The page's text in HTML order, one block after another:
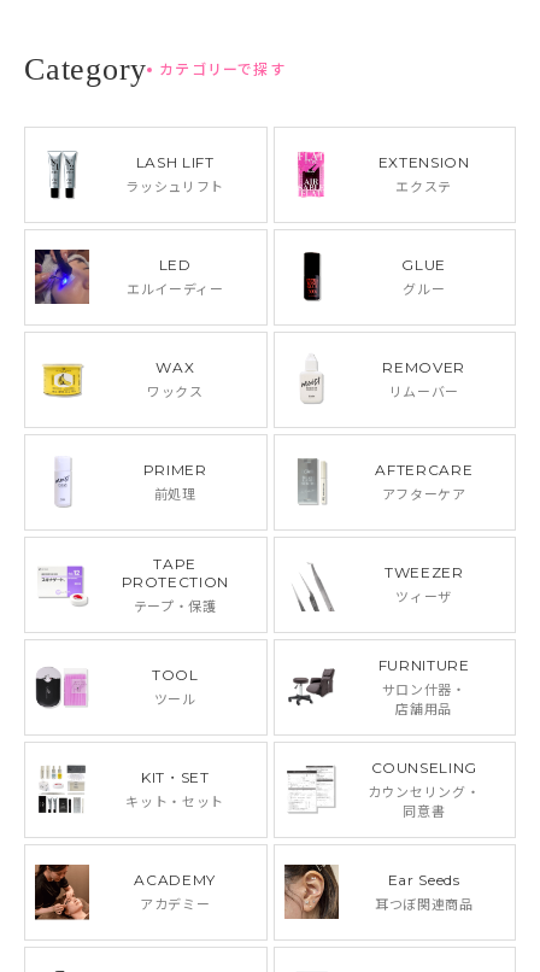
カテゴリーで探す
LASH LIFT
ラッシュリフト
EXTENSION
エクステ
LED
エルイーディー
GLUE
グルー
WAX
ワックス
REMOVER
リムーバー
PRIMER
前処理
AFTERCARE
アフターケア
TAPE
PROTECTION
テープ・保護
TWEEZER
ツィーザ
TOOL
ツール
FURNITURE
サロン什器・
店舗用品
KIT・SET
キット・セット
COUNSELING
カウンセリング・
同意書
ACADEMY
アカデミー
Ear Seeds
耳つぼ関連商品